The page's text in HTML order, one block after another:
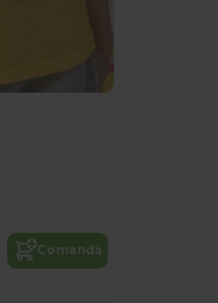
Comandă